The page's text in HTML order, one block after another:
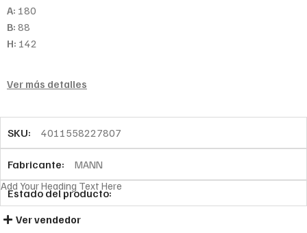
A: 180
B: 88
H: 142
Ver más detalles
SKU: 4011558227807
Fabricante: MANN
Estado del producto:
Add Your Heading Text Here
Ver vendedor